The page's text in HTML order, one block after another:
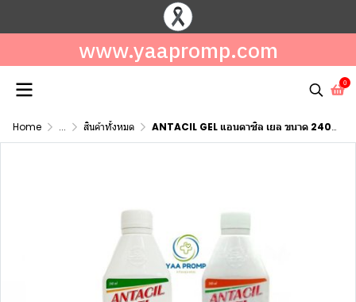
www.yaapromp.com
0
Home ... สินค้าทั้งหมด ANTACIL GEL แอนตาซิล เยล ขนาด 240 มล.**จำกัดการสั่งซื้อ 6 ขวด/ครั้ง**